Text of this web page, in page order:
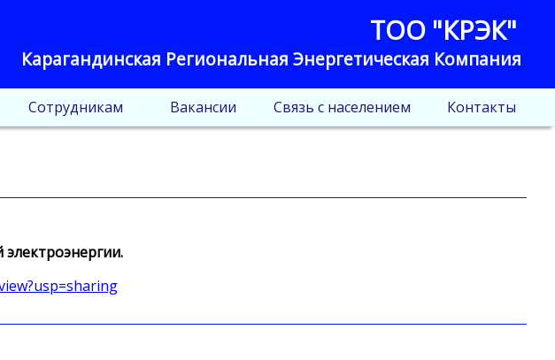
ТОО "КРЭК"
Карагандинская Региональная Энергетическая Компания
Сотрудникам Вакансии Связь с населением Контакты